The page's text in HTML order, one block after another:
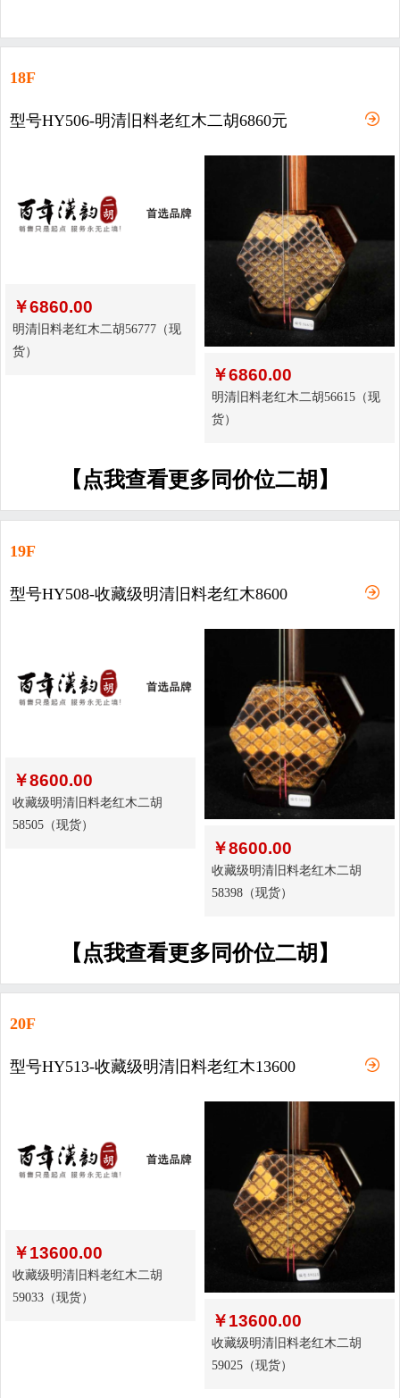
18F
型号HY506-明清旧料老红木二胡6860元
￥6860.00
明清旧料老红木二胡56777（现
货）
￥6860.00
明清旧料老红木二胡56615（现
货）
【点我查看更多同价位二胡】
19F
型号HY508-收藏级明清旧料老红木8600
￥8600.00
收藏级明清旧料老红木二胡
58505（现货）
￥8600.00
收藏级明清旧料老红木二胡
58398（现货）
【点我查看更多同价位二胡】
20F
型号HY513-收藏级明清旧料老红木13600
￥13600.00
收藏级明清旧料老红木二胡
59033（现货）
￥13600.00
收藏级明清旧料老红木二胡
59025（现货）